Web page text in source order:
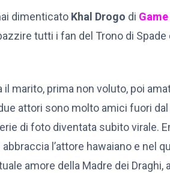
dimenticato Khal Drogo di
tutti i fan del Trono di
il marito, prima non voluto, poi
attori sono molto amici fuori
di foto diventata subito virale.
l’attore hawaiano e nel
amore della Madre dei Draghi,